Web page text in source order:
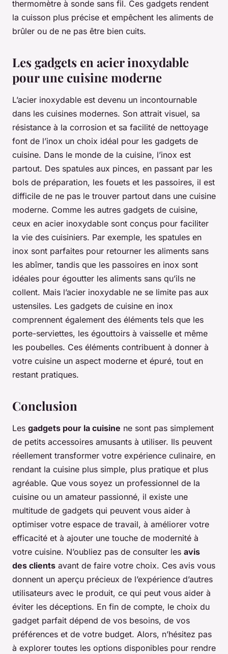
thermomètre à sonde sans fil. Ces gadgets rendent
la cuisson plus précise et empêchent les aliments de
brûler ou de ne pas être bien cuits.
Les gadgets en acier inoxydable
pour une cuisine moderne
L’acier inoxydable est devenu un incontournable
dans les cuisines modernes. Son attrait visuel, sa
résistance à la corrosion et sa facilité de nettoyage
font de l’inox un choix idéal pour les gadgets de
cuisine. Dans le monde de la cuisine, l’inox est
partout. Des spatules aux pinces, en passant par les
bols de préparation, les fouets et les passoires, il est
difficile de ne pas le trouver partout dans une cuisine
moderne. Comme les autres gadgets de cuisine,
ceux en acier inoxydable sont conçus pour faciliter
la vie des cuisiniers. Par exemple, les spatules en
inox sont parfaites pour retourner les aliments sans
les abîmer, tandis que les passoires en inox sont
idéales pour égoutter les aliments sans qu’ils ne
collent. Mais l’acier inoxydable ne se limite pas aux
ustensiles. Les gadgets de cuisine en inox
comprennent également des éléments tels que les
porte-serviettes, les égouttoirs à vaisselle et même
les poubelles. Ces éléments contribuent à donner à
votre cuisine un aspect moderne et épuré, tout en
restant pratiques.
Conclusion
Les gadgets pour la cuisine ne sont pas simplement
de petits accessoires amusants à utiliser. Ils peuvent
réellement transformer votre expérience culinaire, en
rendant la cuisine plus simple, plus pratique et plus
agréable. Que vous soyez un professionnel de la
cuisine ou un amateur passionné, il existe une
multitude de gadgets qui peuvent vous aider à
optimiser votre espace de travail, à améliorer votre
efficacité et à ajouter une touche de modernité à
votre cuisine. N’oubliez pas de consulter les avis
des clients avant de faire votre choix. Ces avis vous
donnent un aperçu précieux de l’expérience d’autres
utilisateurs avec le produit, ce qui peut vous aider à
éviter les déceptions. En fin de compte, le choix du
gadget parfait dépend de vos besoins, de vos
préférences et de votre budget. Alors, n’hésitez pas
à explorer toutes les options disponibles pour rendre